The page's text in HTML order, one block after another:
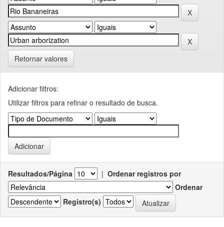
Retornar valores
Adicionar filtros:
Utilizar filtros para refinar o resultado de busca.
Resultados/Página | Ordenar registros por
Ordenar
Registro(s)